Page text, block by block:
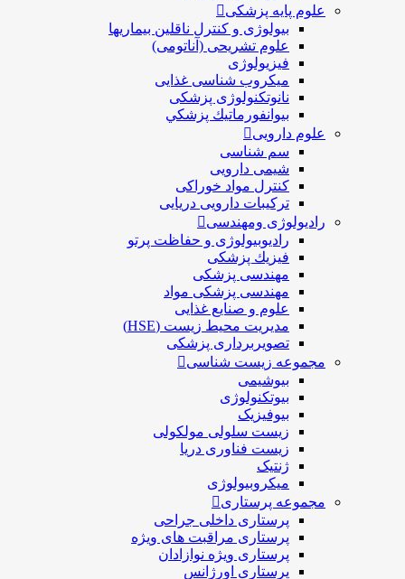
علوم پایه پزشکی
بیولوژی و کنترل ناقلین بیماریها
علوم تشریحی (آناتومی)
فیزیولوژی
ميكروب شناسی غذایی
نانوتکنولوژی پزشکی
بيوانفورماتيك پزشكي
علوم دارویی
سم شناسی
شیمی دارویی
کنترل مواد خوراکی
ترکیبات دارویی دریایی
رادیولوژی ومهندسی
رادیوبیولوژی و حفاظت پرتو
فيزيك پزشکی
مهندسی پزشکی
مهندسی پزشکی مواد
علوم و صنايع غذایی
مدیریت محیط زیست (HSE)
تصویربرداری پزشکی
مجموعه زیست شناسی
بیوشیمی
بیوتکنولوژی
بیوفیزیک
زیست سلولی مولکولی
زیست فناوری دریا
ژنتیک
میکروبیولوژی
مجموعه پرستاری
پرستاری داخلی جراحی
پرستاری مراقبت های ويژه
پرستاری ويژه نوازادان
پرستاری اورژانس